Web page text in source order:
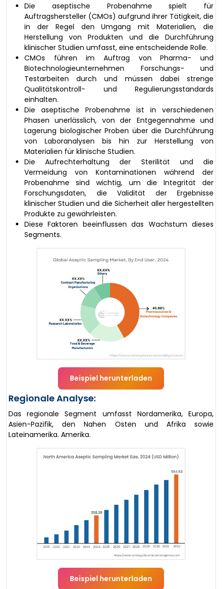
Die aseptische Probenahme spielt für
Auftragshersteller (CMOs) aufgrund ihrer Tätigkeit, die
in der Regel den Umgang mit Materialien, die
Herstellung von Produkten und die Durchführung
klinischer Studien umfasst, eine entscheidende Rolle.
CMOs führen im Auftrag von Pharma- und
Biotechnologieunternehmen Forschungs- und
Testarbeiten durch und müssen dabei strenge
Qualitätskontroll- und Regulierungsstandards
einhalten.
Die aseptische Probenahme ist in verschiedenen
Phasen unerlässlich, von der Entgegennahme und
Lagerung biologischer Proben über die Durchführung
von Laboranalysen bis hin zur Herstellung von
Materialien für klinische Studien.
Die Aufrechterhaltung der Sterilität und die
Vermeidung von Kontaminationen während der
Probenahme sind wichtig, um die Integrität der
Forschungsdaten, die Validität der Ergebnisse
klinischer Studien und die Sicherheit aller hergestellten
Produkte zu gewährleisten.
Diese Faktoren beeinflussen das Wachstum dieses
Segments.
Beispiel herunterladen
Regionale Analyse:
Das regionale Segment umfasst Nordamerika, Europa,
Asien-Pazifik, den Nahen Osten und Afrika sowie
Lateinamerika. Amerika.
Beispiel herunterladen